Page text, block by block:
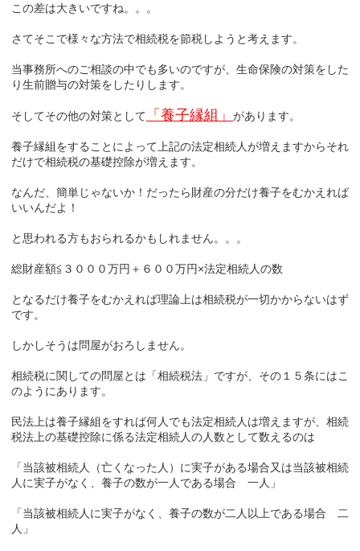
この差は大きいですね。。。
さてそこで様々な方法で相続税を節税しようと考えます。
当事務所へのご相談の中でも多いのですが、生命保険の対策をした
り生前贈与の対策をしたりします。
そしてその他の対策として 「養子縁組」 があります。
養子縁組をすることによって上記の法定相続人が増えますからそれ
だけで相続税の基礎控除が増えます。
なんだ、簡単じゃないか！だったら財産の分だけ養子をむかえれば
いいんだよ！
と思われる方もおられるかもしれません。。。
総財産額≦３０００万円＋６００万円×法定相続人の数
となるだけ養子をむかえれば理論上は相続税が一切かからないはず
です。
しかしそうは問屋がおろしません。
相続税に関しての問屋とは「相続税法」ですが、その１５条にはこ
のようにあります。
民法上は養子縁組をすれば何人でも法定相続人は増えますが、相続
税法上の基礎控除に係る法定相続人の人数として数えるのは
「当該被相続人（亡くなった人）に実子がある場合又は当該被相続
人に実子がなく、養子の数が一人である場合 一人」
「当該被相続人に実子がなく、養子の数が二人以上である場合 二
人」